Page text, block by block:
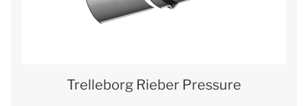
Trelleborg Rieber Pressure